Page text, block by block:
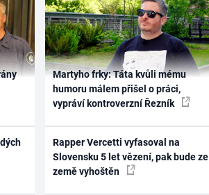
Martyho frky: Táta kvůli mému
humoru málem přišel o práci,
vypráví kontroverzní Řezník
Rapper Vercetti vyfasoval na
Slovensku 5 let vězení, pak bude ze
země vyhoštěn